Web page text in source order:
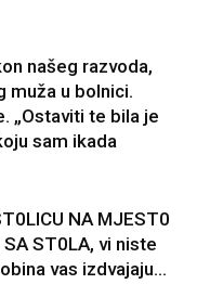
našeg razvoda,
muža u bolnici.
„Ostaviti te bila je
sam ikada
NA MJEST0
SA ST0LA, vi niste
vas izdvajaju…